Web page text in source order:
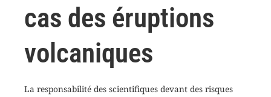
cas des éruptions
volcaniques
La responsabilité des scientifiques devant des risques